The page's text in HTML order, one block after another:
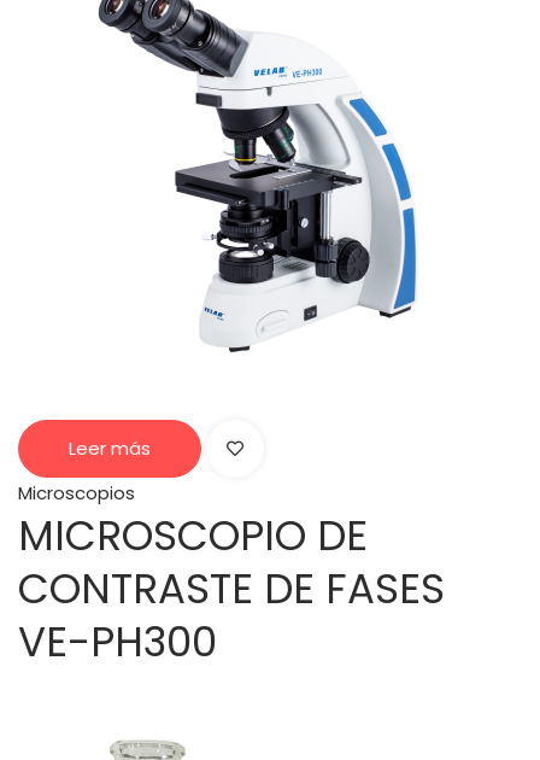
Leer más
Microscopios
MICROSCOPIO DE
CONTRASTE DE FASES
VE-PH300